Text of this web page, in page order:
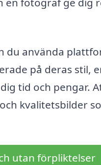
använda
på deras stil,
tid och pengar.
kvalitetsbilder
utan förpliktelser